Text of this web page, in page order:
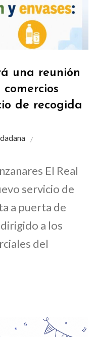
una reunión
de recogida
El Real
servicio de
a puerta de
a los
del